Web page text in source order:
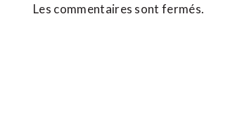
Les commentaires sont fermés.